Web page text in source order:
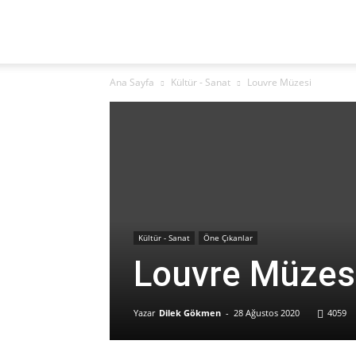
Ana Sayfa Kültür - Sanat Louvre Müzesi
Kültür - Sanat Öne Çıkanlar
Louvre
Yazar Dilek Gökmen - 28 Ağustos 2020 4059